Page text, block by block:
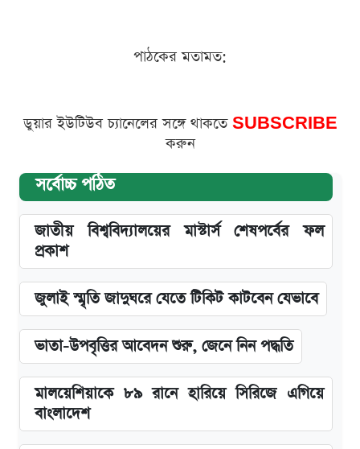
পাঠকের মতামত:
ডুয়ার ইউটিউব চ্যানেলের সঙ্গে থাকতে SUBSCRIBE
করুন
সর্বোচ্চ পঠিত
জাতীয় বিশ্ববিদ্যালয়ের মাস্টার্স শেষপর্বের ফল
প্রকাশ
জুলাই স্মৃতি জাদুঘরে যেতে টিকিট কাটবেন যেভাবে
ভাতা-উপবৃত্তির আবেদন শুরু, জেনে নিন পদ্ধতি
মালয়েশিয়াকে ৮৯ রানে হারিয়ে সিরিজে এগিয়ে
বাংলাদেশ